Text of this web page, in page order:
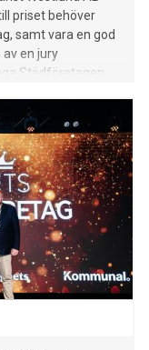
priset behöver
samt vara en god
en jury
Städföretagen,